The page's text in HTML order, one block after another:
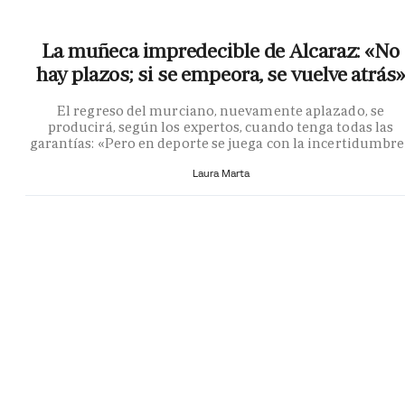
La muñeca impredecible de Alcaraz: «No
hay plazos; si se empeora, se vuelve atrás»
El regreso del murciano, nuevamente aplazado, se
producirá, según los expertos, cuando tenga todas las
garantías: «Pero en deporte se juega con la
Laura Marta